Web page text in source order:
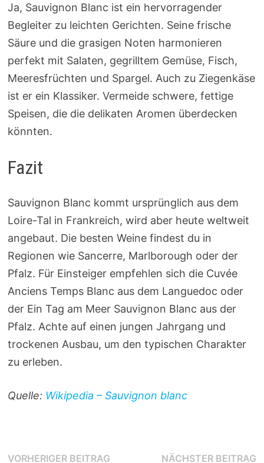
Ja, Sauvignon Blanc ist ein hervorragender
Begleiter zu leichten Gerichten. Seine frische
Säure und die grasigen Noten harmonieren
perfekt mit Salaten, gegrilltem Gemüse, Fisch,
Meeresfrüchten und Spargel. Auch zu Ziegenkäse
ist er ein Klassiker. Vermeide schwere, fettige
Speisen, die die delikaten Aromen überdecken
könnten.
Fazit
Sauvignon Blanc kommt ursprünglich aus dem
Loire-Tal in Frankreich, wird aber heute weltweit
angebaut. Die besten Weine findest du in
Regionen wie Sancerre, Marlborough oder der
Pfalz. Für Einsteiger empfehlen sich die Cuvée
Anciens Temps Blanc aus dem Languedoc oder
der Ein Tag am Meer Sauvignon Blanc aus der
Pfalz. Achte auf einen jungen Jahrgang und
trockenen Ausbau, um den typischen Charakter
zu erleben.
Quelle: Wikipedia – Sauvignon blanc
VORHERIGER BEITRAGVorheriger NÄCHSTER BEITRAG